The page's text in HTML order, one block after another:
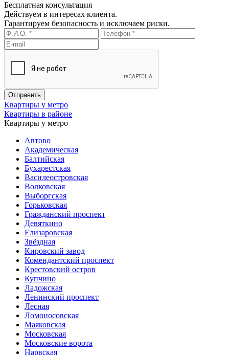
Бесплатная консультация
Действуем в интересах клиента.
Гарантируем безопасность и исключаем риски.
Квартиры у метро
Квартиры в районе
Квартиры у метро
Автово
Академическая
Балтийская
Бухарестская
Василеостровская
Волковская
Выборгская
Горьковская
Гражданский проспект
Девяткино
Елизаровская
Звёздная
Кировский завод
Комендантский проспект
Крестовский остров
Купчино
Ладожская
Ленинский проспект
Лесная
Ломоносовская
Маяковская
Московская
Московские ворота
Нарвская